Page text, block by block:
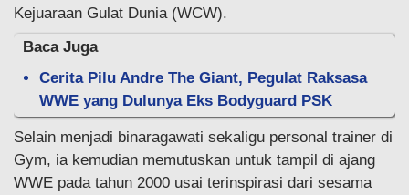
Kejuaraan Gulat Dunia (WCW).
Baca Juga
Cerita Pilu Andre The Giant, Pegulat Raksasa
WWE yang Dulunya Eks Bodyguard PSK
Selain menjadi binaragawati sekaligu personal trainer di
Gym, ia kemudian memutuskan untuk tampil di ajang
WWE pada tahun 2000 usai terinspirasi dari sesama